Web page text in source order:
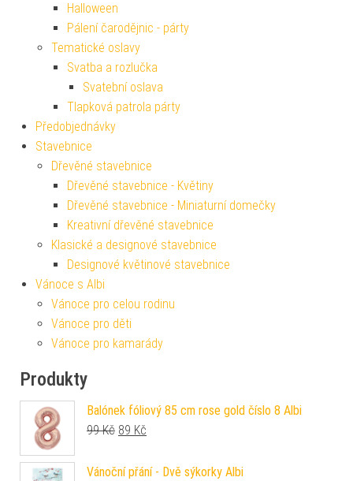
Halloween
Pálení čarodějnic - párty
Tematické oslavy
Svatba a rozlučka
Svatební oslava
Tlapková patrola párty
Předobjednávky
Stavebnice
Dřevěné stavebnice
Dřevěné stavebnice - Květiny
Dřevěné stavebnice - Miniaturní domečky
Kreativní dřevěné stavebnice
Klasické a designové stavebnice
Designové květinové stavebnice
Vánoce s Albi
Vánoce pro celou rodinu
Vánoce pro děti
Vánoce pro kamarády
Produkty
Balónek fóliový 85 cm rose gold číslo 8 Albi
99Kč Původní cena byla: 99 Kč.
89 Kč
Vánoční přání - Dvě sýkorky Albi